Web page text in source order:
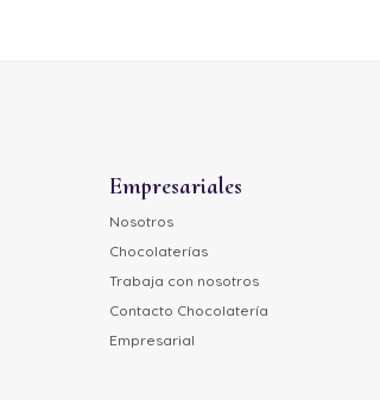
Empresariales
Nosotros
Chocolaterías
Trabaja con nosotros
Contacto Chocolatería
Empresarial